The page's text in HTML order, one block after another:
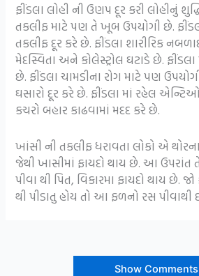
ફીંડલા લોહી ની ઉણપ દૂર કરી લોહીનું
તકલીફ માટે પણ તે ખૂબ ઉપયોગી છે.
તકલીફ દૂર કરે છે. ફીંડલા શારીરિક
મેદસ્વિતા અને કોલેસ્ટ્રોલ ઘટાડે છે.
છે. ફીંડલા ચામડીના રોગ માટે પણ
ઘસારો દૂર કરે છે. ફીંડલા માં રહેલ
કચરો બહાર કાઢવામાં મદદ કરે છે.
ખાંસી ની તકલીફ ધરાવતા લોકો એ
જેથી ખાસીમાં ફાયદો થાય છે. આ
પીવા થી પિત, વિકારમા ફાયદો થાય છે.
થી પીડાતુ હોય તો આ ફળનો રસ પીવાથી
Show Comments